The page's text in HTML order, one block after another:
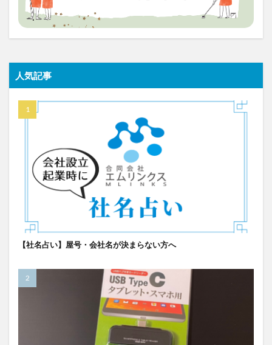
人気記事
【社名占い】屋号・会社名が決まらない方へ